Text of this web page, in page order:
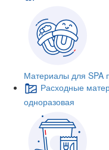
Материалы для SPA
Расходные
одноразовая